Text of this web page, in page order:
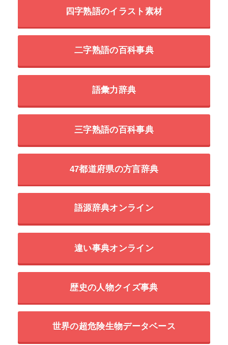
四字熟語のイラスト素材
二字熟語の百科事典
語彙力辞典
三字熟語の百科事典
47都道府県の方言辞典
語源辞典オンライン
違い事典オンライン
歴史の人物クイズ事典
世界の超危険生物データベース